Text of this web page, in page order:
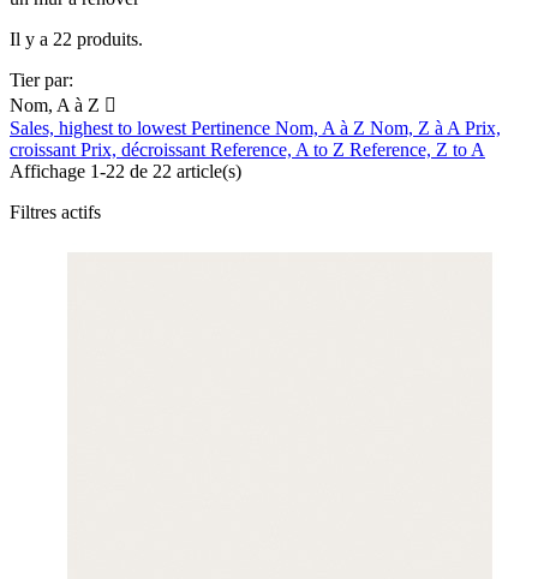
Il y a 22 produits.
Tier par:
Nom, A à Z 
Sales, highest to lowest Pertinence Nom, A à Z Nom, Z à A Prix,
croissant Prix, décroissant Reference, A to Z Reference, Z to A
Affichage 1-22 de 22 article(s)
Filtres actifs